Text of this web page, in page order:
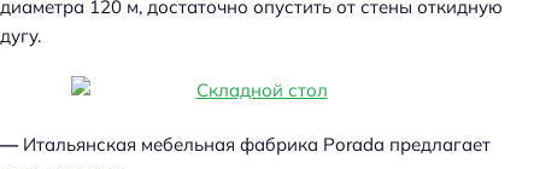
диаметра 120 м, достаточно опустить от стены откидную
дугу.
—Итальянская мебельная фабрика Porada предлагает